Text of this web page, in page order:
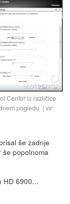
Center iz različice
pogledu
vir:
še zadnje
še popolnoma
HD 6900...